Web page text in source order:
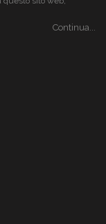
Continua...